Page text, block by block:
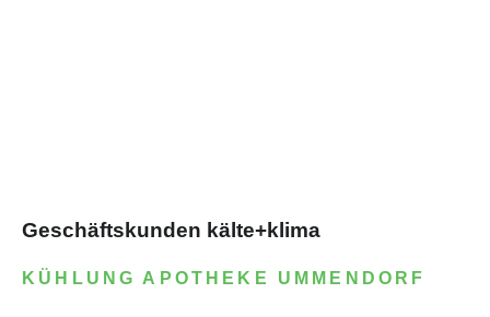
Geschäftskunden kälte+klima
KÜHLUNG APOTHEKE UMMENDORF